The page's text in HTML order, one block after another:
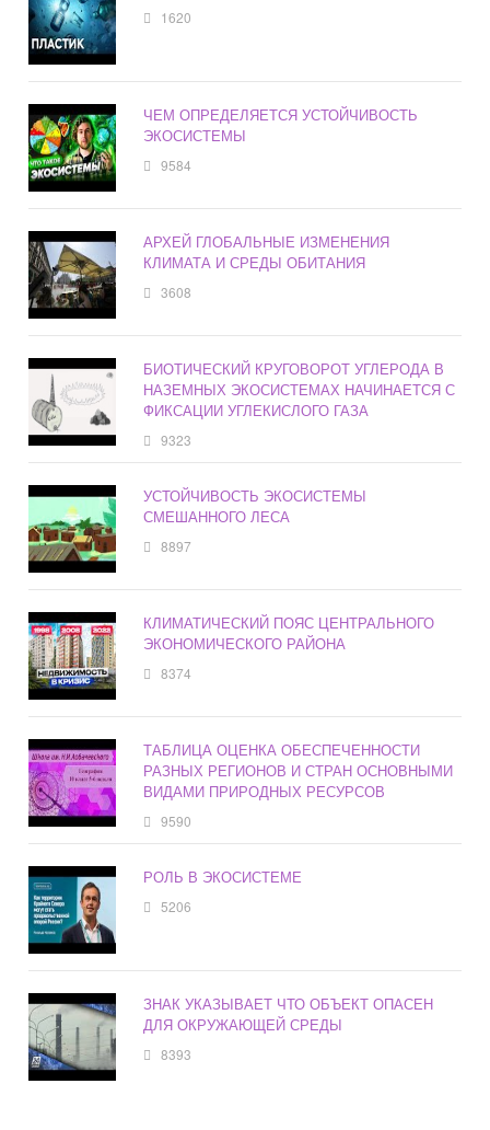
1620
ЧЕМ ОПРЕДЕЛЯЕТСЯ УСТОЙЧИВОСТЬ
ЭКОСИСТЕМЫ
9584
АРХЕЙ ГЛОБАЛЬНЫЕ ИЗМЕНЕНИЯ
КЛИМАТА И СРЕДЫ ОБИТАНИЯ
3608
БИОТИЧЕСКИЙ КРУГОВОРОТ УГЛЕРОДА В
НАЗЕМНЫХ ЭКОСИСТЕМАХ НАЧИНАЕТСЯ С
ФИКСАЦИИ УГЛЕКИСЛОГО ГАЗА
9323
УСТОЙЧИВОСТЬ ЭКОСИСТЕМЫ
СМЕШАННОГО ЛЕСА
8897
КЛИМАТИЧЕСКИЙ ПОЯС ЦЕНТРАЛЬНОГО
ЭКОНОМИЧЕСКОГО РАЙОНА
8374
ТАБЛИЦА ОЦЕНКА ОБЕСПЕЧЕННОСТИ
РАЗНЫХ РЕГИОНОВ И СТРАН ОСНОВНЫМИ
ВИДАМИ ПРИРОДНЫХ РЕСУРСОВ
9590
РОЛЬ В ЭКОСИСТЕМЕ
5206
ЗНАК УКАЗЫВАЕТ ЧТО ОБЪЕКТ ОПАСЕН
ДЛЯ ОКРУЖАЮЩЕЙ СРЕДЫ
8393